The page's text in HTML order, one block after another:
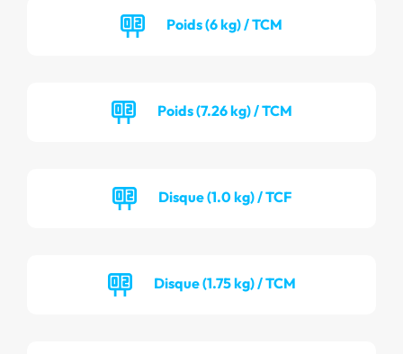
Poids (6 kg) / TCM
Poids (7.26 kg) / TCM
Disque (1.0 kg) / TCF
Disque (1.75 kg) / TCM